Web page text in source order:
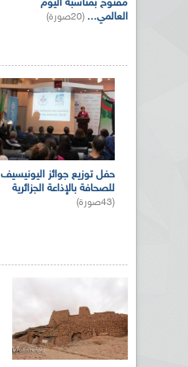
مفتوح بمناسبة اليوم
العالمي... (20صورة)
حفل توزيع جوائز اليونيسيف
للصحافة بالإذاعة الجزائرية
(43صورة)